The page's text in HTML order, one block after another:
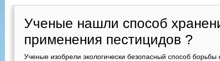
Ученые нашли способ
применения пестицидов ?
Ученые изобрели экологически безопасный способ